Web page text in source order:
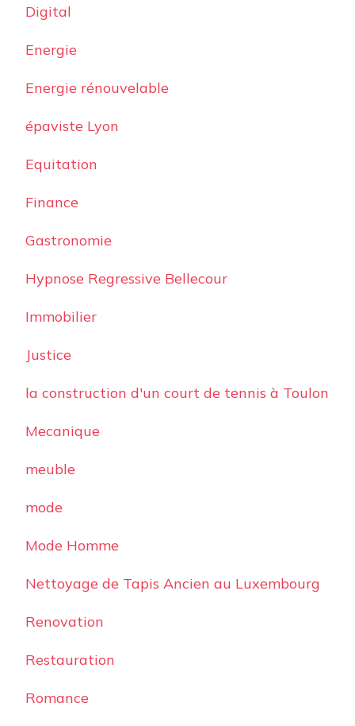
Digital
Energie
Energie rénouvelable
épaviste Lyon
Equitation
Finance
Gastronomie
Hypnose Regressive Bellecour
Immobilier
Justice
la construction d'un court de tennis à Toulon
Mecanique
meuble
mode
Mode Homme
Nettoyage de Tapis Ancien au Luxembourg
Renovation
Restauration
Romance